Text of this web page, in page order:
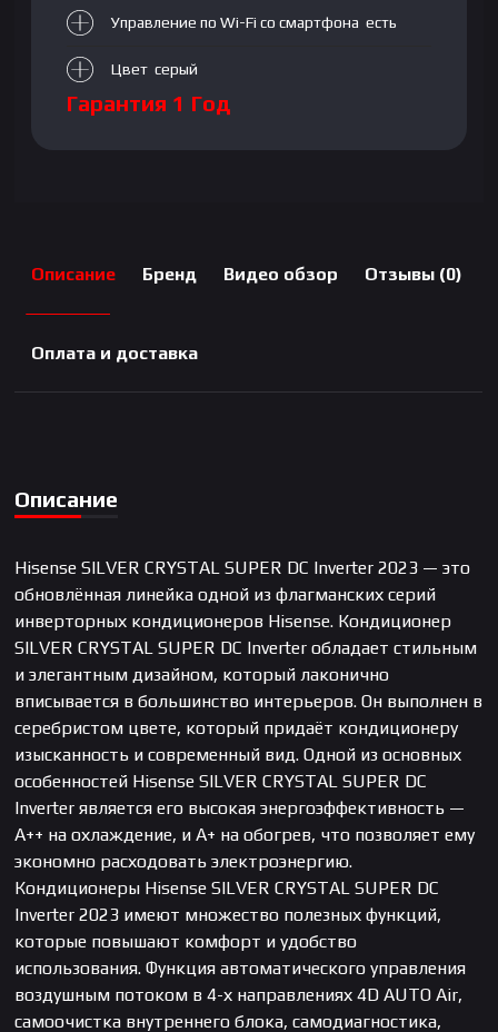
Управление по Wi-Fi со смартфона есть
Цвет серый
Гарантия 1 Год
Описание Бренд Видео обзор Отзывы (0)
Оплата и доставка
Описание
Hisense SILVER CRYSTAL SUPER DC Inverter 2023 — это
обновлённая линейка одной из флагманских серий
инверторных кондиционеров Hisense. Кондиционер
SILVER CRYSTAL SUPER DC Inverter обладает стильным
и элегантным дизайном, который лаконично
вписывается в большинство интерьеров. Он выполнен в
серебристом цвете, который придаёт кондиционеру
изысканность и современный вид. Одной из основных
особенностей Hisense SILVER CRYSTAL SUPER DC
Inverter является его высокая энергоэффективность —
А++ на охлаждение, и А+ на обогрев, что позволяет ему
экономно расходовать электроэнергию.
Кондиционеры Hisense SILVER CRYSTAL SUPER DC
Inverter 2023 имеют множество полезных функций,
которые повышают комфорт и удобство
использования. Функция автоматического управления
воздушным потоком в 4-х направлениях 4D AUTO Air,
самоочистка внутреннего блока, самодиагностика,